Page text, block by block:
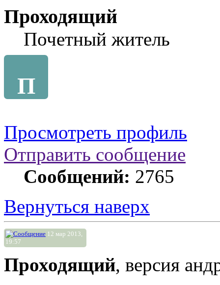
Проходящий
Почетный житель
П
Просмотреть профиль
Отправить сообщение
Сообщений: 2765
Вернуться наверх
12 мар 2013,
19:57
Проходящий, версия